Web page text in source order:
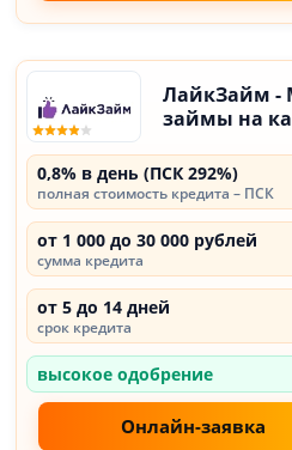
ЛайкЗайм -
займы на
0,8% в день (ПСК 292%)
полная стоимость кредита – ПСК
от 1 000 до 30 000 рублей
сумма кредита
от 5 до 14 дней
срок кредита
высокое одобрение
Онлайн-заявка